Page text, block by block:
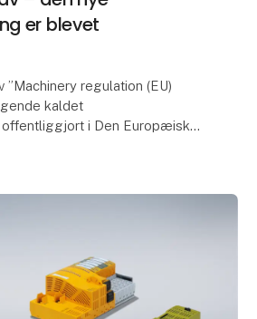
er blevet
regulation (EU)
kaldet
offentliggjort i Den Europæiske